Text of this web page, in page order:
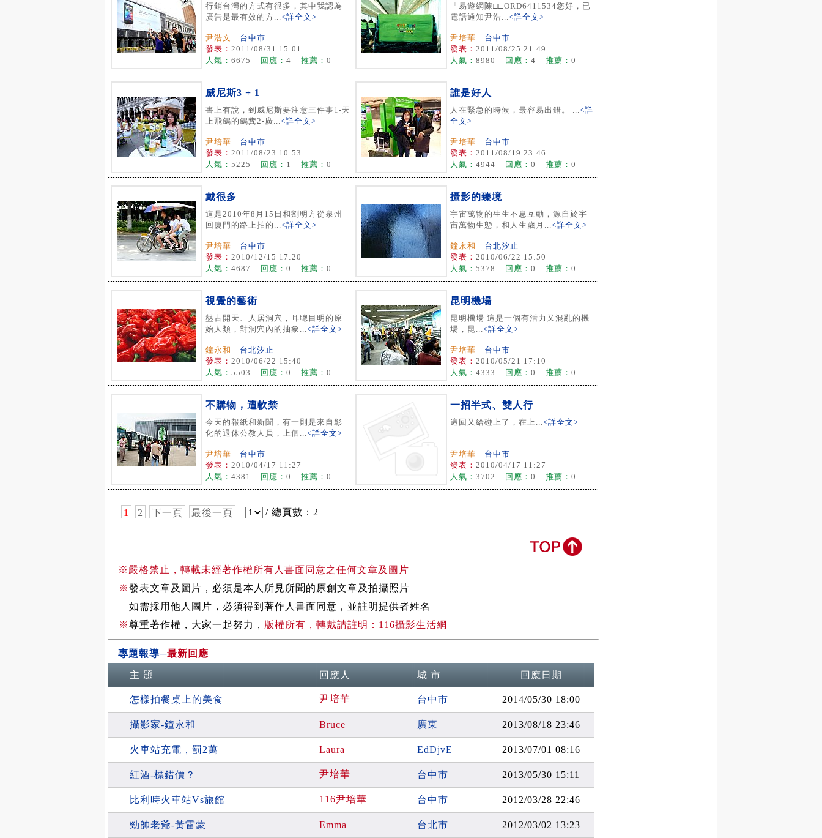
行銷台灣的方式有很多，其中我認為
廣告是最有效的方...<詳全文>
尹浩文
台中市
發表： 2011/08/31 15:01
人氣： 6675 回應： 4 推薦： 0
「易遊網陳□□ORD6411534您好，已
電話通知尹浩...<詳全文>
尹培華
台中市
發表： 2011/08/25 21:49
人氣： 8980 回應： 4 推薦： 0
威尼斯3 + 1
書上有說，到威尼斯要注意三件事1-天
上飛鴿的鴿糞2-廣...<詳全文>
尹培華
台中市
發表： 2011/08/23 10:53
人氣： 5225 回應： 1 推薦： 0
誰是好人
人在緊急的時候，最容易出錯。 ...<詳
全文>
尹培華
台中市
發表： 2011/08/19 23:46
人氣： 4944 回應： 0 推薦： 0
戴很多
這是2010年8月15日和劉明方從泉州
回廈門的路上拍的...<詳全文>
尹培華
台中市
發表： 2010/12/15 17:20
人氣： 4687 回應： 0 推薦： 0
攝影的臻境
宇宙萬物的生生不息互動，源自於宇
宙萬物生態，和人生歲月...<詳全文>
鐘永和
台北汐止
發表： 2010/06/22 15:50
人氣： 5378 回應： 0 推薦： 0
視覺的藝術
盤古開天、人居洞穴，耳聰目明的原
始人類，對洞穴內的抽象...<詳全文>
鐘永和
台北汐止
發表： 2010/06/22 15:40
人氣： 5503 回應： 0 推薦： 0
昆明機場
昆明機場 這是一個有活力又混亂的機
場，昆...<詳全文>
尹培華
台中市
發表： 2010/05/21 17:10
人氣： 4333 回應： 0 推薦： 0
不購物，遭軟禁
今天的報紙和新聞，有一則是來自彰
化的退休公教人員，上個...<詳全文>
尹培華
台中市
發表： 2010/04/17 11:27
人氣： 4381 回應： 0 推薦： 0
一招半式、雙人行
這回又給碰上了，在上...<詳全文>
尹培華
台中市
發表： 2010/04/17 11:27
人氣： 3702 回應： 0 推薦： 0
1 2 下一頁 最後一頁 / 總頁數：2
※嚴格禁止，轉載未經著作權所有人書面同意之任何文章及圖片
※發表文章及圖片，必須是本人所見所聞的原創文章及拍攝照片
如需採用他人圖片，必須得到著作人書面同意，並註明提供者姓名
※尊重著作權，大家一起努力， 版權所有，轉戴請註明：116攝影生活網
專題報導─最新回應
主 題 回應人 城 市 回應日期
怎樣拍餐桌上的美食 尹培華 台中市 2014/05/30 18:00
攝影家-鐘永和 Bruce 廣東 2013/08/18 23:46
火車站充電，罰2萬 Laura EdDjvE 2013/07/01 08:16
紅酒-標錯價？ 尹培華 台中市 2013/05/30 15:11
比利時火車站Vs旅館 116尹培華 台中市 2012/03/28 22:46
勁帥老爺-黃雷蒙 Emma 台北市 2012/03/02 13:23